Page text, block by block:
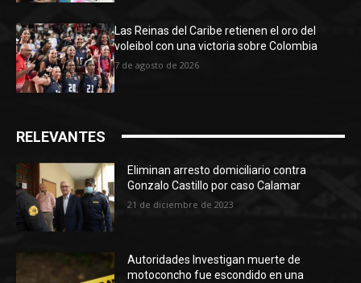
Las Reinas del Caribe retienen el oro del
voleibol con una victoria sobre Colombia
7 de agosto de 2026
RELEVANTES
Eliminan arresto domiciliario contra
Gonzalo Castillo por caso Calamar
21 de diciembre de 2023
Autoridades Investigan muerte de
motoconcho fue escondido en una